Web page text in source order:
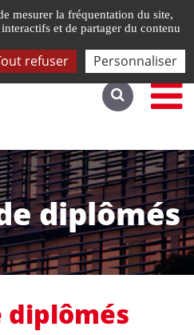
diplômés
diplômés
mesurer la fréquentation du site,
et de partager du contenu
refuser Personnaliser